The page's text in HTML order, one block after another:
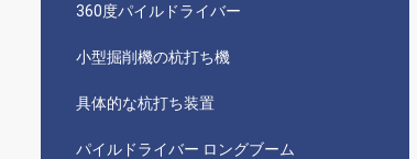
360度パイルドライバー
小型掘削機の杭打ち機
具体的な杭打ち装置
パイルドライバー ロングブーム